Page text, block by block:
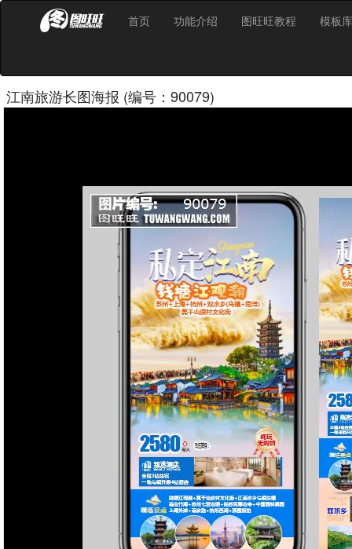
首页 功能介绍 图旺旺教程 模板库
江南旅游长图海报 (编号：90079)